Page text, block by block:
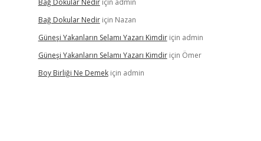
Bağ Dokular Nediriçin admin
Bağ Dokular Nediriçin Nazan
Güneşi Yakanların Selamı Yazarı Kimdiriçin admin
Güneşi Yakanların Selamı Yazarı Kimdiriçin Ömer
Boy Birliği Ne Demekiçin admin